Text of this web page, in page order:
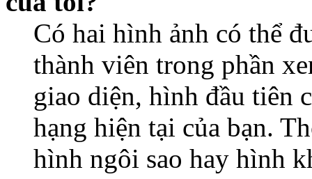
Có hai hình ảnh có thể
thành viên trong phần
giao diện, hình đầu tiên
hạng hiện tại của bạn.
hình ngôi sao hay hình